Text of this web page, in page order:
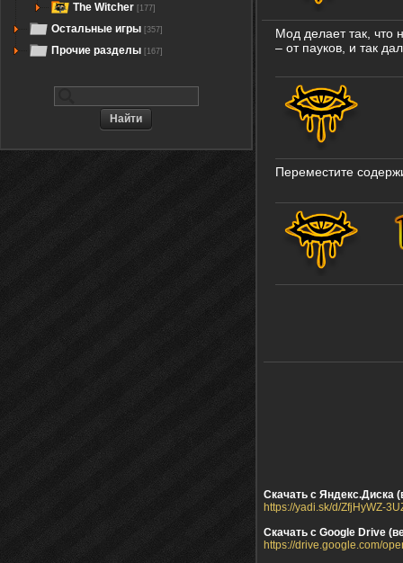
The Witcher [177]
Остальные игры [357]
Прочие разделы [167]
Мод делает так, что
– от пауков, и так
Переместите
Скачать с Яндекс.Диска
https://yadi.sk/d/ZfjHyWZ-
Скачать с Google Drive
https://drive.google.com/